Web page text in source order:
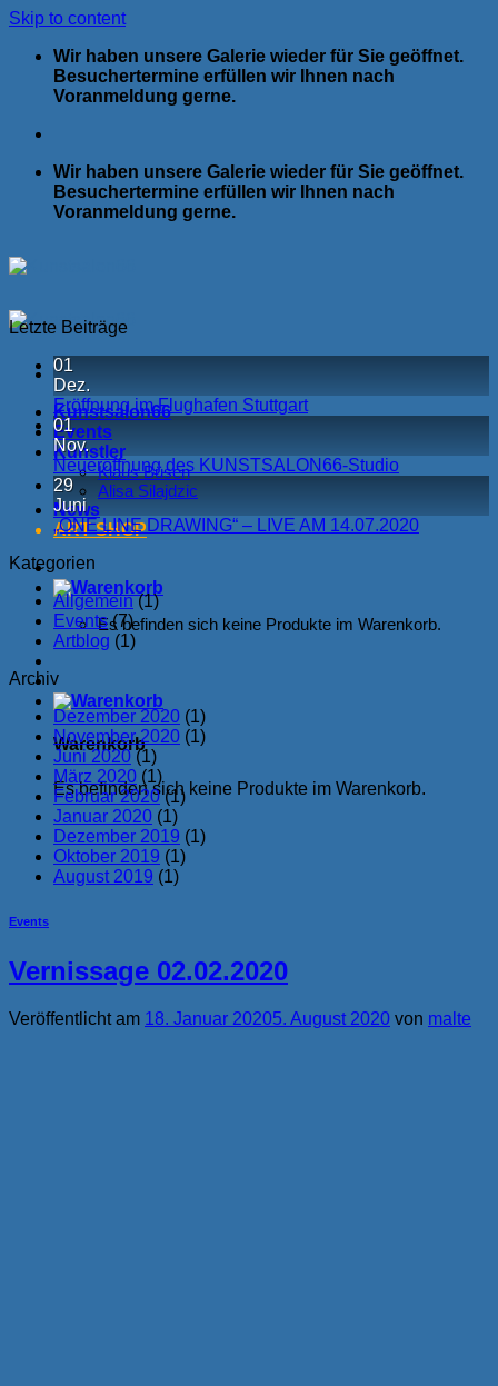
Skip to content
Wir haben unsere Galerie wieder für Sie geöffnet.
Besuchertermine erfüllen wir Ihnen nach
Voranmeldung gerne.
Wir haben unsere Galerie wieder für Sie geöffnet.
Besuchertermine erfüllen wir Ihnen nach
Voranmeldung gerne.
Kunstsalon66
Events
Künstler
Klaus Büsen
Alisa Silajdzic
News
ART SHOP
Es befinden sich keine Produkte im Warenkorb.
Warenkorb
Es befinden sich keine Produkte im Warenkorb.
Letzte Beiträge
01
Dez.
Eröffnung im Flughafen Stuttgart
01
Nov.
Neueröffnung des KUNSTSALON66-Studio
29
Juni
„ONE LINE DRAWING“ – LIVE AM 14.07.2020
Kategorien
Allgemein(1)
Events(7)
Artblog (1)
Archiv
Dezember 2020 (1)
November 2020 (1)
Juni 2020(1)
März 2020 (1)
Februar 2020(1)
Januar 2020 (1)
Dezember 2019 (1)
Oktober 2019 (1)
August 2019 (1)
Events
Vernissage 02.02.2020
Veröffentlicht am 18. Januar 20205. August 2020 von malte